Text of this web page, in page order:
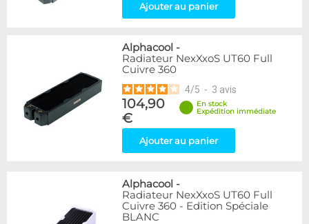
Ajouter au panier
Alphacool -
Radiateur NexXxoS UT60 Full
Cuivre 360
4/5 - 3 avis
104,90
€
En stock
Expédition immédiate
Ajouter au panier
Alphacool -
Radiateur NexXxoS UT60 Full
Cuivre 360 - Edition Spéciale
BLANC